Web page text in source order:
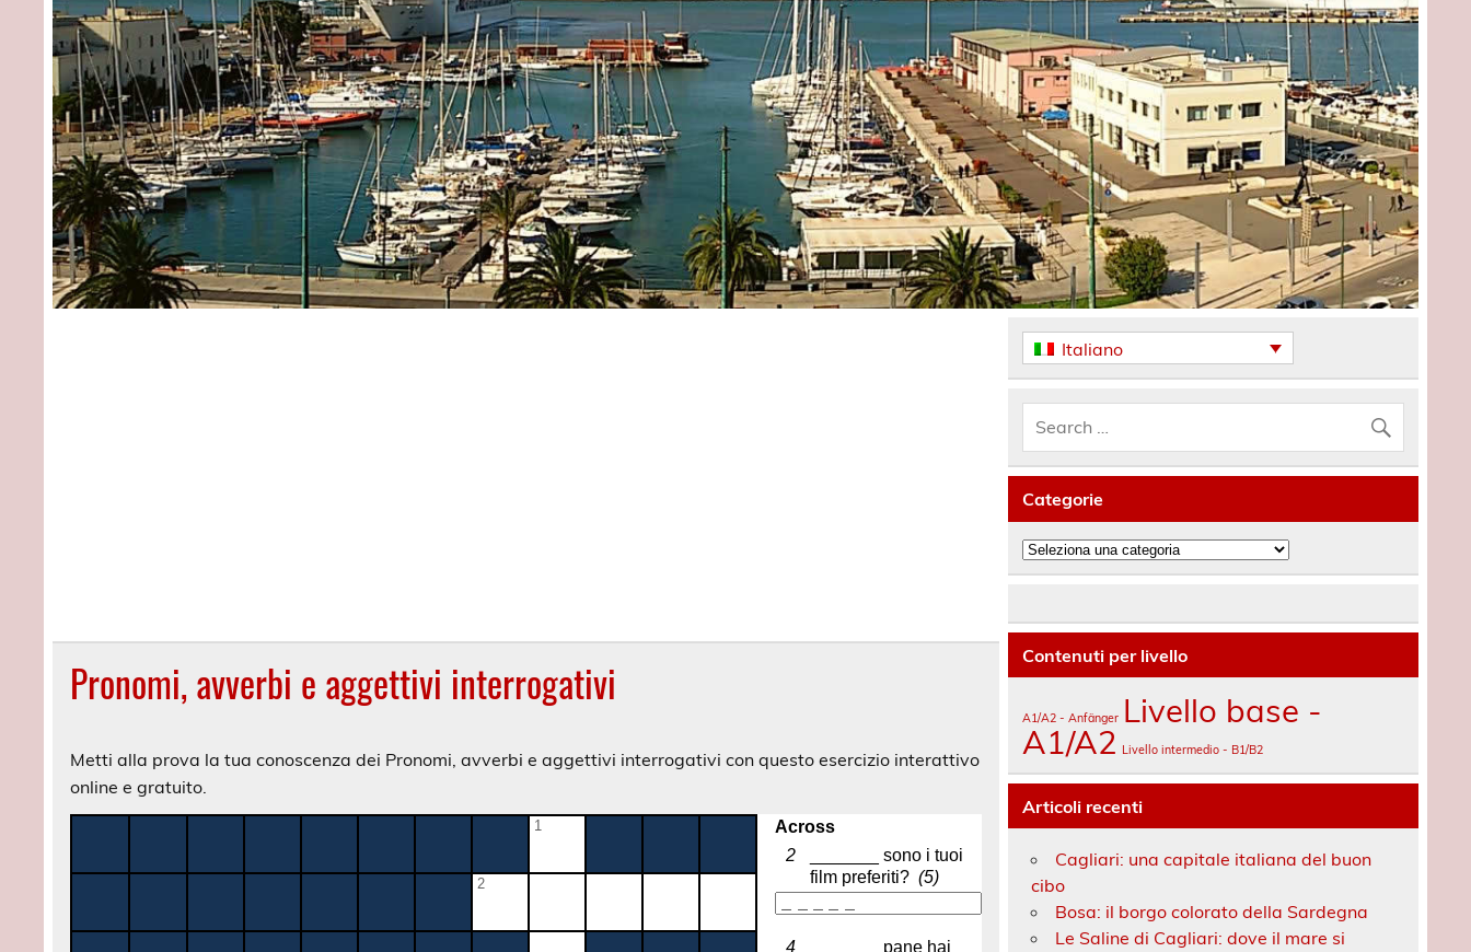
Pronomi, avverbi e aggettivi interrogativi
Metti alla prova la tua conoscenza dei Pronomi, avverbi e aggettivi interrogativi con questo esercizio interattivo
online e gratuito.
Italiano
Categorie
Categorie
Contenuti per livello
A1/A2 - Anfänger Livello base -
A1/A2 Livello intermedio - B1/B2
Articoli recenti
Cagliari: una capitale italiana del buon
cibo
Bosa: il borgo colorato della Sardegna
Le Saline di Cagliari: dove il mare si